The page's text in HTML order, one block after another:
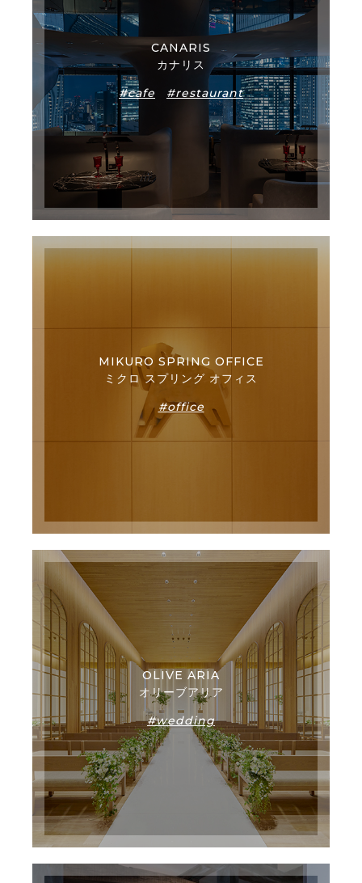
CANARIS
カナリス
#cafe
#restaurant
MIKURO SPRING OFFICE
ミクロ スプリング オフィス
#office
OLIVE ARIA
オリーブアリア
#wedding